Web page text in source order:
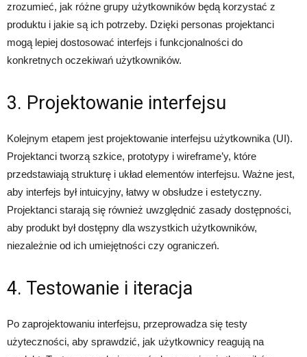
zrozumieć, jak różne grupy użytkowników będą korzystać z
produktu i jakie są ich potrzeby. Dzięki personas projektanci
mogą lepiej dostosować interfejs i funkcjonalności do
konkretnych oczekiwań użytkowników.
3. Projektowanie interfejsu
Kolejnym etapem jest projektowanie interfejsu użytkownika (UI).
Projektanci tworzą szkice, prototypy i wireframe’y, które
przedstawiają strukturę i układ elementów interfejsu. Ważne jest,
aby interfejs był intuicyjny, łatwy w obsłudze i estetyczny.
Projektanci starają się również uwzględnić zasady dostępności,
aby produkt był dostępny dla wszystkich użytkowników,
niezależnie od ich umiejętności czy ograniczeń.
4. Testowanie i iteracja
Po zaprojektowaniu interfejsu, przeprowadza się testy
użyteczności, aby sprawdzić, jak użytkownicy reagują na